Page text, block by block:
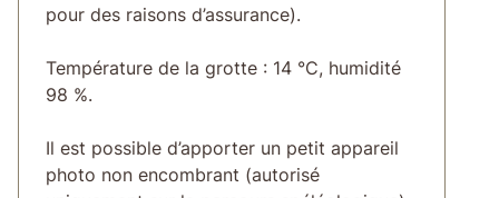
pour des raisons d’assurance).
Température de la grotte : 14 °C, humidité
98 %.
Il est possible d’apporter un petit appareil
photo non encombrant (autorisé